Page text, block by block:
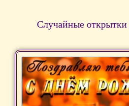
Случайные